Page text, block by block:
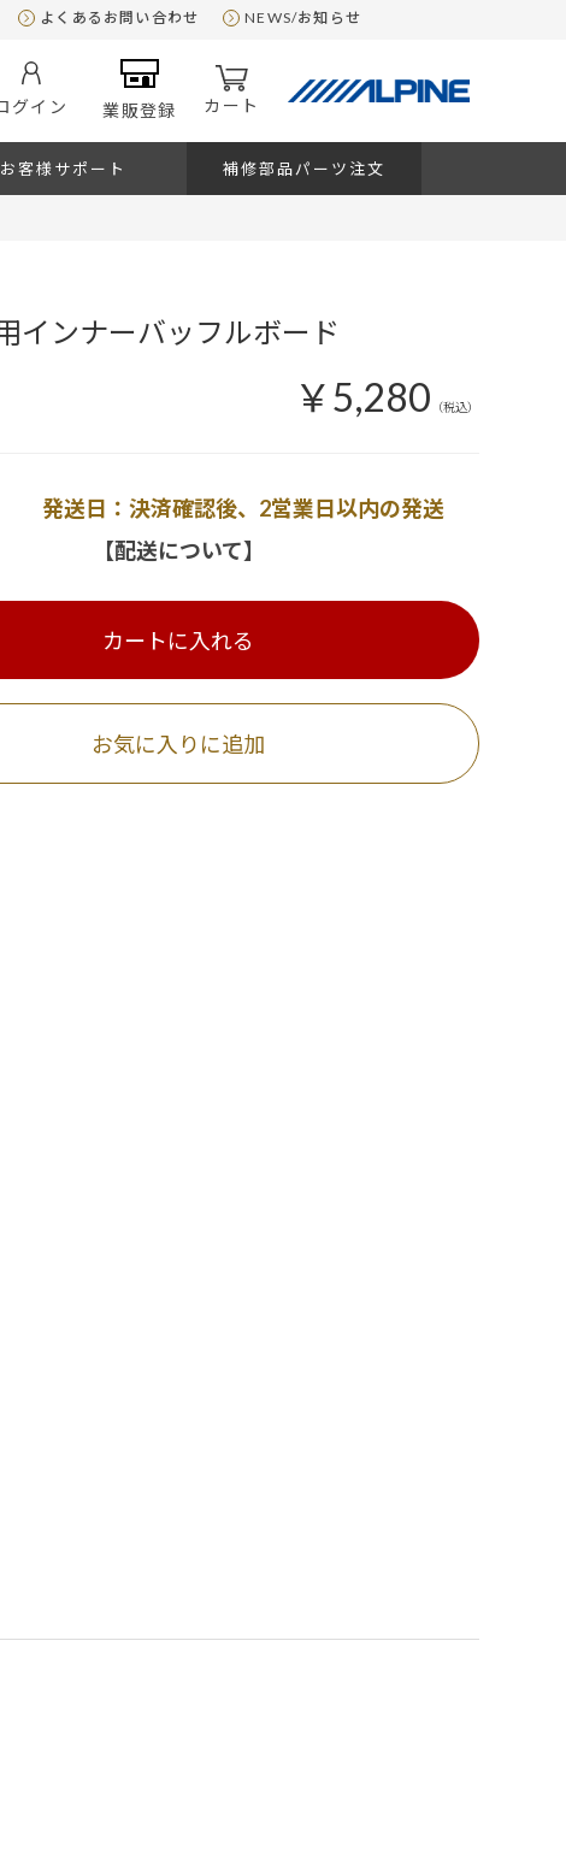
よくあるお問い合わせ NEWS/お知らせ
グイン 業販登録 カート
お客様サポート 補修部品パーツ注文
インナーバッフルボード
￥5,280 （税込）
発送日：決済確認後、2営業日以内の発送
【配送について】
カートに入れる
お気に入りに追加